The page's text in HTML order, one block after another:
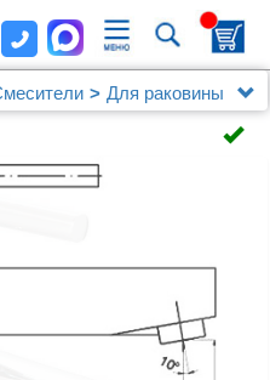
Для раковины
для раковины